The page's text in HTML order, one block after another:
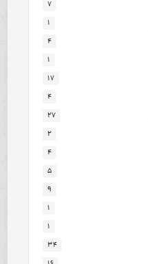
۷
۱
۴
۱
۱۷
۴
۲۷
۲
۴
۵
۹
۱
۱
۳۴